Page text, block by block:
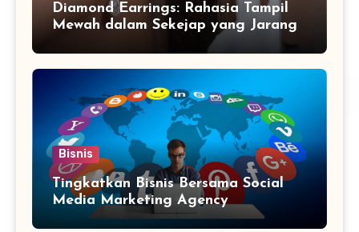
Diamond Earrings: Rahasia Tampil
Mewah dalam Sekejap yang Jarang
Bisnis
Tingkatkan Bisnis Bersama Social
Media Marketing Agency